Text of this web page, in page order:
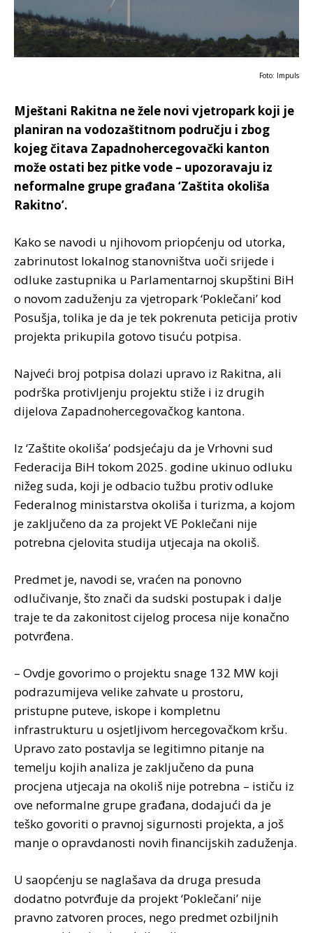
Foto: Impuls
Mještani Rakitna ne žele novi vjetropark koji je
planiran na vodozaštitnom području i zbog
kojeg čitava Zapadnohercegovački kanton
može ostati bez pitke vode – upozoravaju iz
neformalne grupe građana ‘Zaštita okoliša
Rakitno’.
Kako se navodi u njihovom priopćenju od utorka,
zabrinutost lokalnog stanovništva uoči srijede i
odluke zastupnika u Parlamentarnoj skupštini BiH
o novom zaduženju za vjetropark ‘Poklečani’ kod
Posušja, tolika je da je tek pokrenuta peticija protiv
projekta prikupila gotovo tisuću potpisa.
Najveći broj potpisa dolazi upravo iz Rakitna, ali
podrška protivljenju projektu stiže i iz drugih
dijelova Zapadnohercegovačkog kantona.
Iz ‘Zaštite okoliša’ podsjećaju da je Vrhovni sud
Federacija BiH tokom 2025. godine ukinuo odluku
nižeg suda, koji je odbacio tužbu protiv odluke
Federalnog ministarstva okoliša i turizma, a kojom
je zaključeno da za projekt VE Poklečani nije
potrebna cjelovita studija utjecaja na okoliš.
Predmet je, navodi se, vraćen na ponovno
odlučivanje, što znači da sudski postupak i dalje
traje te da zakonitost cijelog procesa nije konačno
potvrđena.
– Ovdje govorimo o projektu snage 132 MW koji
podrazumijeva velike zahvate u prostoru,
pristupne puteve, iskope i kompletnu
infrastrukturu u osjetljivom hercegovačkom kršu.
Upravo zato postavlja se legitimno pitanje na
temelju kojih analiza je zaključeno da puna
procjena utjecaja na okoliš nije potrebna – ističu iz
ove neformalne grupe građana, dodajući da je
teško govoriti o pravnoj sigurnosti projekta, a još
manje o opravdanosti novih financijskih zaduženja.
U saopćenju se naglašava da druga presuda
dodatno potvrđuje da projekt ‘Poklečani’ nije
pravno zatvoren proces, nego predmet ozbiljnih